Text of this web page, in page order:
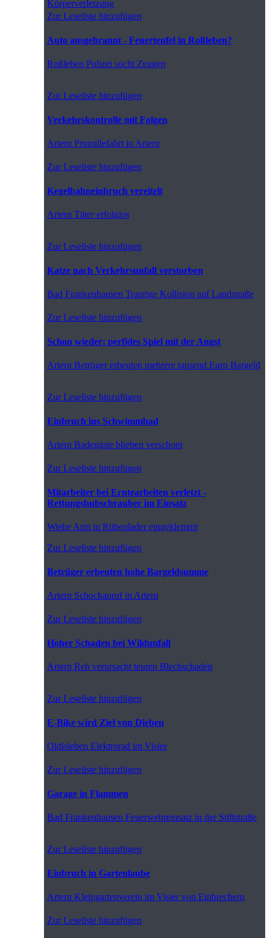
Körperverletzung
Zur Leseliste hinzufügen
Auto ausgebrannt - Feuerteufel in Roßleben?
Roßleben Polizei sucht Zeugen
Zur Leseliste hinzufügen
Verkehrskontrolle mit Folgen
Artern Promillefahrt in Artern
Zur Leseliste hinzufügen
Kegelbahneinbruch vereitelt
Artern Täter erfolglos
Zur Leseliste hinzufügen
Katze nach Verkehrsunfall verstorben
Bad Frankenhausen Traurige Kollision auf Landstraße
Zur Leseliste hinzufügen
Schon wieder: perfides Spiel mit der Angst
Artern Betrüger erbeuten mehrere tausend Euro Bargeld
Zur Leseliste hinzufügen
Einbruch ins Schwimmbad
Artern Badegäste blieben verschont
Zur Leseliste hinzufügen
Mitarbeiter bei Erntearbeiten verletzt -
Rettungshubschrauber im Einsatz
WieheArm in Rübenlader eingeklemmt
Zur Leseliste hinzufügen
Betrüger erbeuten hohe Bargeldsumme
Artern Schockanruf in Artern
Zur Leseliste hinzufügen
Hoher Schaden bei Wildunfall
Artern Reh verursacht teuren Blechschaden
Zur Leseliste hinzufügen
E-Bike wird Ziel von Dieben
Oldisleben Elektrorad im Visier
Zur Leseliste hinzufügen
Garage in Flammen
Bad Frankenhausen Feuerwehreinsatz in der Stiftstraße
Zur Leseliste hinzufügen
Einbruch in Gartenlaube
Artern Kleingartenverein im Visier von Einbrechern
Zur Leseliste hinzufügen